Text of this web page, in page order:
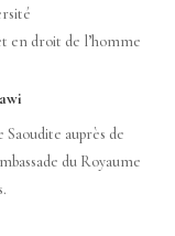
en droit de l’homme
auprès de
du Royaume